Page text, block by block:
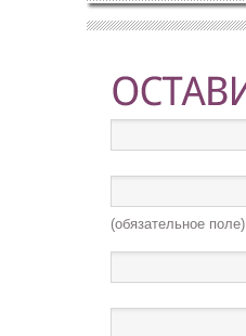
(обязательное поле)